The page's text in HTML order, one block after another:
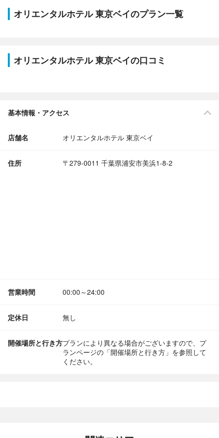
オリエンタルホテル 東京ベイのプラン一覧
オリエンタルホテル 東京ベイの口コミ
基本情報・アクセス
店舗名 オリエンタルホテル 東京ベイ
住所 〒279-0011 千葉県浦安市美浜1-8-2
営業時間 00:00～24:00
定休日 無し
開催場所と行き方プランにより異なる場合がございますので、プ
ランページの「開催場所と行き方」を参照して
ください。